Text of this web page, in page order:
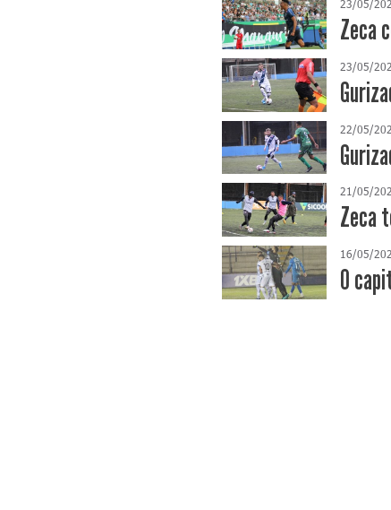
23/05/
Zeca
23/05/
22/05/
21/05/
Zeca
16/05/
O